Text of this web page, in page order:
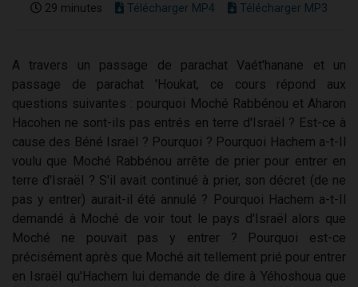
29 minutes Télécharger MP4 Télécharger MP3
A travers un passage de parachat Vaét'hanane et un
passage de parachat 'Houkat, ce cours répond aux
questions suivantes : pourquoi Moché Rabbénou et Aharon
Hacohen ne sont-ils pas entrés en terre d'Israël ? Est-ce à
cause des Béné Israël ? Pourquoi ? Pourquoi Hachem a-t-Il
voulu que Moché Rabbénou arrête de prier pour entrer en
terre d'Israël ? S'il avait continué à prier, son décret (de ne
pas y entrer) aurait-il été annulé ? Pourquoi Hachem a-t-Il
demandé à Moché de voir tout le pays d'Israël alors que
Moché ne pouvait pas y entrer ? Pourquoi est-ce
précisément après que Moché ait tellement prié pour entrer
en Israël qu'Hachem lui demande de dire à Yéhoshoua que